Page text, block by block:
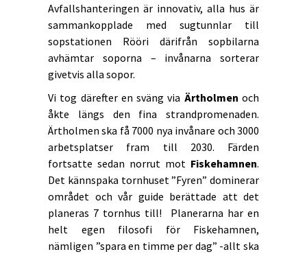
Avfallshanteringen är innovativ, alla hus är
sammankopplade med sugtunnlar till
sopstationen Rööri därifrån sopbilarna
avhämtar soporna – invånarna sorterar
givetvis alla sopor.
Vi tog därefter en sväng via Ärtholmen och
åkte längs den fina strandpromenaden.
Ärtholmen ska få 7000 nya invånare och 3000
arbetsplatser fram till 2030. Färden
fortsatte sedan norrut mot Fiskehamnen.
Det kännspaka tornhuset ”Fyren” dominerar
området och vår guide berättade att det
planeras 7 tornhus till! Planerarna har en
helt egen filosofi för Fiskehamnen,
nämligen ”spara en timme per dag” -allt ska